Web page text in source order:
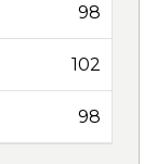
98
102
98